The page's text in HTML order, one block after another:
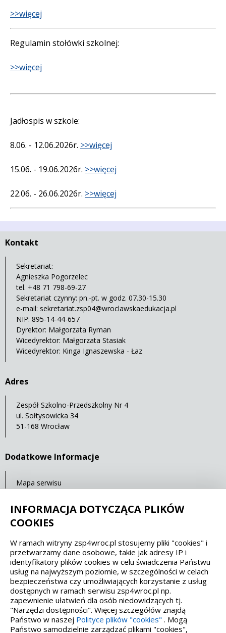
>>więcej
Regulamin stołówki szkolnej:
>>więcej
Jadłospis w szkole:
8.06. - 12.06.2026r. >>więcej
15.06. - 19.06.2026r. >>więcej
22.06. - 26.06.2026r. >>więcej
Kontakt
Sekretariat:
Agnieszka Pogorzelec
tel. +48 71 798-69-27
Sekretariat czynny: pn.-pt. w godz. 07.30-15.30
e-mail: sekretariat.zsp04@wroclawskaedukacja.pl
NIP: 895-14-44-657
Dyrektor: Małgorzata Ryman
Wicedyrektor: Małgorzata Stasiak
Wicedyrektor: Kinga Ignaszewska - Łaz
Adres
Zespół Szkolno-Przedszkolny Nr 4
ul. Sołtysowicka 34
51-168 Wrocław
Dodatkowe Informacje
Mapa serwisu
Spełniamy standardy dostępności oraz W3C
WCAG 2.1 SECTION 508 EAA/EN 301549
IS 5568
INFORMACJA DOTYCZĄCA PLIKÓW
COOKIES
W ramach witryny zsp4wroc.pl stosujemy pliki "cookies" i
przetwarzamy dane osobowe, takie jak adresy IP i
identyfikatory plików cookies w celu świadczenia Państwu
usług na najwyższym poziomie, w szczególności w celach
bezpieczeństwa czy umożliwiających korzystanie z usług
dostępnych w ramach serwisu zsp4wroc.pl np.
zapewnienie ułatwień dla osób niedowidzących tj.
"Narzędzi dostępności". Więcej szczegółów znajdą
Państwo w naszej Polityce plików "cookies" . Mogą
Państwo samodzielnie zarządzać plikami "cookies",